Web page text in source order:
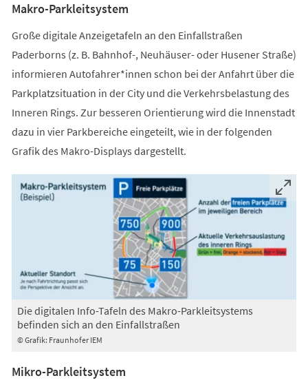
Makro-Parkleitsystem
Große digitale Anzeigetafeln an den Einfallstraßen
Paderborns (z. B. Bahnhof-, Neuhäuser- oder Husener Straße)
informieren Autofahrer*innen schon bei der Anfahrt über die
Parkplatzsituation in der City und die Verkehrsbelastung des
Inneren Rings. Zur besseren Orientierung wird die Innenstadt
dazu in vier Parkbereiche eingeteilt, wie in der folgenden
Grafik des Makro-Displays dargestellt.
© Grafik: Fraunhofer IEM
Die digitalen Info-Tafeln des Makro-Parkleitsystems
befinden sich an den Einfallstraßen
Mikro-Parkleitsystem